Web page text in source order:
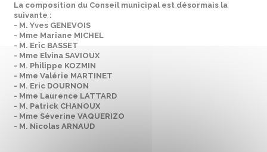
La composition du Conseil municipal est désormais la
suivante :
- M. Yves GENEVOIS
- Mme Mariane MICHEL
- M. Eric BASSET
- Mme Elvina SAVIOUX
- M. Philippe KOZMIN
- Mme Valérie MARTINET
- M. Eric DOURNON
- Mme Laurence LATTARD
- M. Patrick CHANOUX
- Mme Séverine VAQUERIZO
- M. Nicolas ARNAUD